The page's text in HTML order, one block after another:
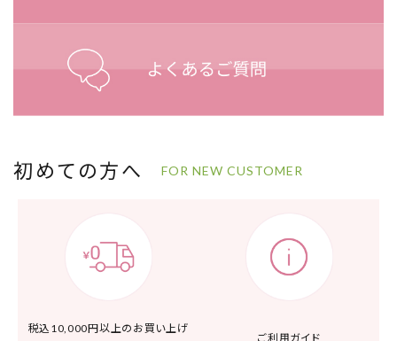
初めての方へ FOR NEW CUSTOMER
税込10,000円以上の お買い上げ
ご利用ガイド